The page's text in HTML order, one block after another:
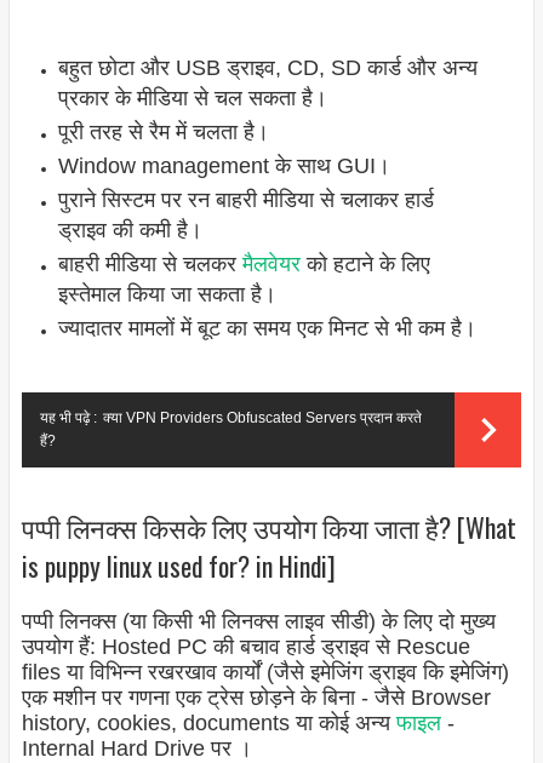
बहुत छोटा और USB ड्राइव, CD, SD कार्ड और अन्य
प्रकार के मीडिया से चल सकता है।
पूरी तरह से रैम में चलता है।
Window management के साथ GUI।
पुराने सिस्टम पर रन बाहरी मीडिया से चलाकर हार्ड
ड्राइव की कमी है।
बाहरी मीडिया से चलकरमैलवेयरको हटाने के लिए
इस्तेमाल किया जा सकता है।
ज्यादातर मामलों में बूट का समय एक मिनट से भी कम है।
यह भी पढ़े : क्या VPN Providers Obfuscated Servers प्रदान करते
हैं?
पप्पी लिनक्स किसके लिए उपयोग किया जाता है? [What
is puppy linux used for? in Hindi]
पप्पी लिनक्स (या किसी भी लिनक्स लाइव सीडी) के लिए दो मुख्य
उपयोग हैं: Hosted PC की बचाव हार्ड ड्राइव से Rescue
files या विभिन्न रखरखाव कार्यों (जैसे इमेजिंग ड्राइव कि इमेजिंग)
एक मशीन पर गणना एक ट्रेस छोड़ने के बिना - जैसे Browser
history, cookies, documents या कोई अन्यफाइल-
Internal Hard Drive पर ।